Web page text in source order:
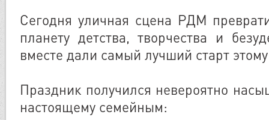
Сегодня уличная сцена РДМ
планету детства, творчества и
вместе дали самый лучший старт
Праздник получился невероятно
настоящему семейным: